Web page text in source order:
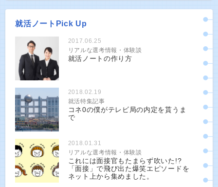
就活ノートPick Up
2017.06.25
リアルな選考情報・体験談
就活ノートの作り方
2018.02.19
就活特集記事
コネ0の僕がテレビ局の内定を貰うま
で
2018.01.31
リアルな選考情報・体験談
これには面接官もたまらず吹いた!?
「面接」で飛び出た爆笑エピソードを
ネット上から集めました。